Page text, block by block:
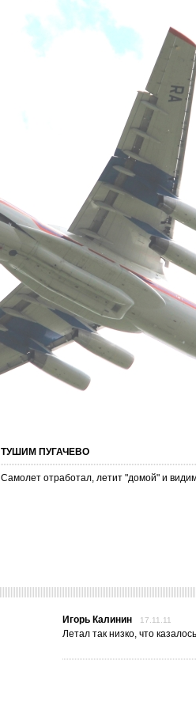
ТУШИМ ПУГАЧЕВО
Самолет отработал, летит "домой" и
Игорь Калинин 17.11.11
Летал так низко, что